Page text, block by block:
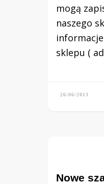
mogą
naszego
informacje
sklepu (
26/06/2013
Nowe